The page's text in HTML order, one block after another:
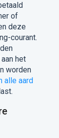
of
deze
courant.
het
worden
alle aard